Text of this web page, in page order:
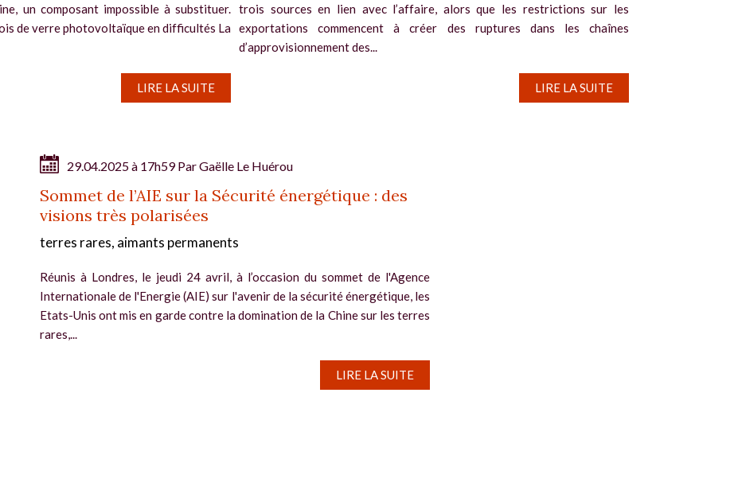
un composant impossible à substituer.
de verre photovoltaïque en difficultés La
LIRE LA SUITE
trois sources en lien avec l’affaire, alors que les restrictions sur les
exportations commencent à créer des ruptures dans les chaînes
d’approvisionnement des...
LIRE LA SUITE
29.04.2025 à 17h59 ParGaëlle Le Huérou
Sommet de l’AIE sur la Sécurité énergétique : des
visions très polarisées
terres rares, aimants permanents
Réunis à Londres, le jeudi 24 avril, à l’occasion du sommet de l'Agence
Internationale de l'Energie (AIE) sur l'avenir de la sécurité énergétique, les
Etats-Unis ont mis en garde contre la domination de la Chine sur les terres
rares,...
LIRE LA SUITE